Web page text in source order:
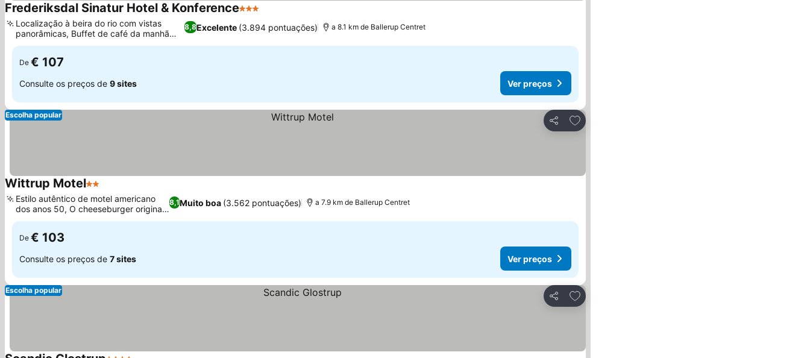
Frederiksdal Sinatur Hotel & Konference3 Estrelas
8,8Excelente (3.894 pontuações)
Localização à beira do rio com vistas
panorâmicas, Buffet de café da manhã
variado e delicioso
a 8.1 km de Ballerup Centret
De € 107
Consulte os preços de 9 sites Ver preços
Partilhar
Adicionar aos favoritos
Escolha popular
Wittrup Motel2 Estrelas
8,1Muito boa (3.562 pontuações)
Estilo autêntico de motel americano
dos anos 50, O cheeseburger original
de Sallie
a 7.9 km de Ballerup Centret
De € 103
Consulte os preços de 7 sites Ver preços
Partilhar
Adicionar aos favoritos
Escolha popular